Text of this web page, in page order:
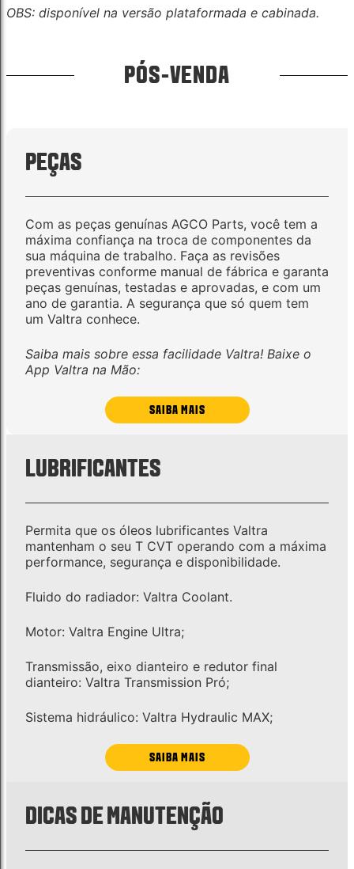
OBS: disponível na versão plataformada e cabinada.
PÓS-VENDA
PEÇAS
Com as peças genuínas AGCO Parts, você tem a
máxima confiança na troca de componentes da
sua máquina de trabalho. Faça as revisões
preventivas conforme manual de fábrica e garanta
peças genuínas, testadas e aprovadas, e com um
ano de garantia. A segurança que só quem tem
um Valtra conhece.
Saiba mais sobre essa facilidade Valtra! Baixe o
App Valtra na Mão:
SAIBA MAIS
LUBRIFICANTES
Permita que os óleos lubrificantes Valtra
mantenham o seu T CVT operando com a máxima
performance, segurança e disponibilidade.
Fluido do radiador: Valtra Coolant.
Motor: Valtra Engine Ultra;
Transmissão, eixo dianteiro e redutor final
dianteiro: Valtra Transmission Pró;
Sistema hidráulico: Valtra Hydraulic MAX;
SAIBA MAIS
DICAS DE MANUTENÇÃO